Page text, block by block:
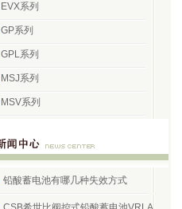
EVX系列
GP系列
GPL系列
MSJ系列
MSV系列
铅酸蓄电池有哪几种失效方式